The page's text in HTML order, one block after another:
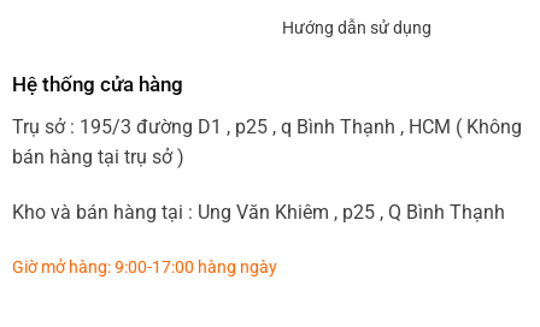
Hướng dẫn sử dụng
Hệ thống cửa hàng
Trụ sở : 195/3 đường D1 , p25 , q Bình Thạnh , HCM ( Không
bán hàng tại trụ sở )
Kho và bán hàng tại : Ung Văn Khiêm , p25 , Q Bình Thạnh
Giờ mở hàng: 9:00-17:00 hàng ngày